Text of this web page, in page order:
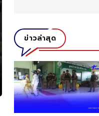
ข่าวล่าสุด